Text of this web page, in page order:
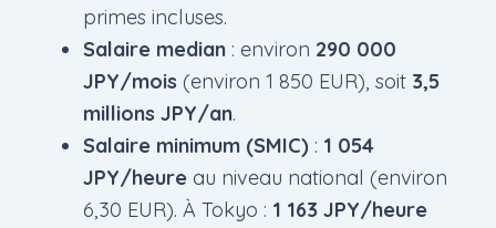
primes incluses.
Salaire median: environ 290 000
JPY/mois(environ 1 850 EUR), soit 3,5
millions JPY/an.
Salaire minimum (SMIC): 1 054
JPY/heureau niveau national (environ
6,30 EUR). À Tokyo : 1 163 JPY/heure